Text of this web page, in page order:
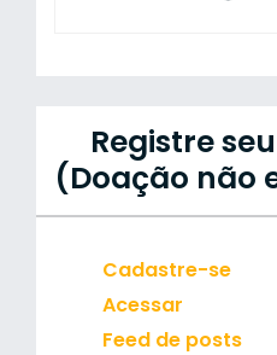
Registre
(Doação não
Cadastre-se
Acessar
Feed de posts